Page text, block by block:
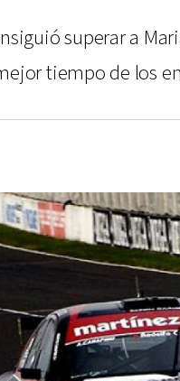
superar a
tiempo de los